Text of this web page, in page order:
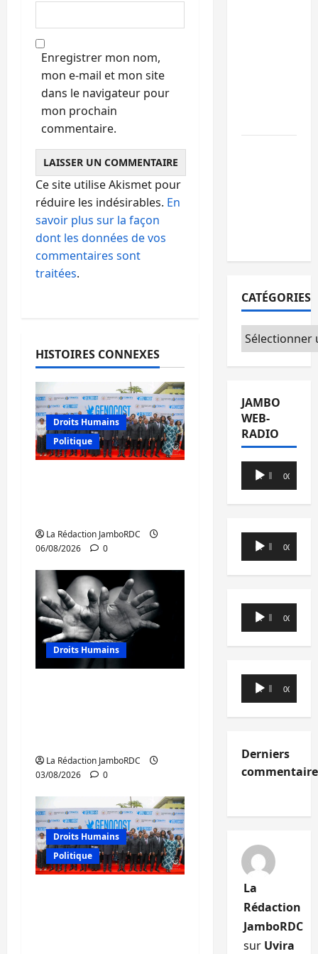
Enregistrer mon nom,
mon e-mail et mon site
dans le navigateur pour
mon prochain
commentaire.
Ce site utilise Akismet pour
réduire les indésirables. En
savoir plus sur la façon
dont les données de vos
commentaires sont
traitées.
HISTOIRES CONNEXES
Droits Humains
Politique
La Rédaction JamboRDC
06/08/2026
0
Droits Humains
La Rédaction JamboRDC
03/08/2026
0
Droits Humains
Politique
CATÉGORIES
Catégories
JAMBO
WEB-
RADIO
Lecteur
audio
00:00 00:00
Lecteur
audio
00:00 00:00
Lecteur
audio
00:00 00:00
Lecteur
audio
00:00 00:00
Derniers
La
Rédaction
JamboRDC
sur Uvira